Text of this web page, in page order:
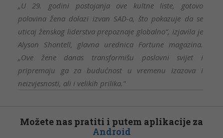
„U 29. godini postojanja ove kultne liste, gotovo
polovina žena dolazi izvan SAD-a, što pokazuje da se
uticaj ženskog liderstva prepoznaje globalno“, izjavila je
Alyson Shontell, glavna urednica Fortune magazina.
„Ove žene danas transformišu poslovni svijet i
pripremaju ga za budućnost u vremenu izazova i
neizvjesnosti, ali i velikih prilika.“
Možete nas pratiti i putem aplikacije za
Android